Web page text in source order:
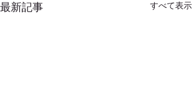
最新記事 すべて表示